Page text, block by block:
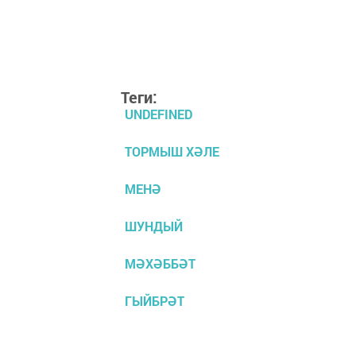
Теги:
UNDEFINED
ТОРМЫШ ХӘЛЕ
МЕНӘ
ШУНДЫЙ
МӘХӘББӘТ
ГЫЙБРӘТ